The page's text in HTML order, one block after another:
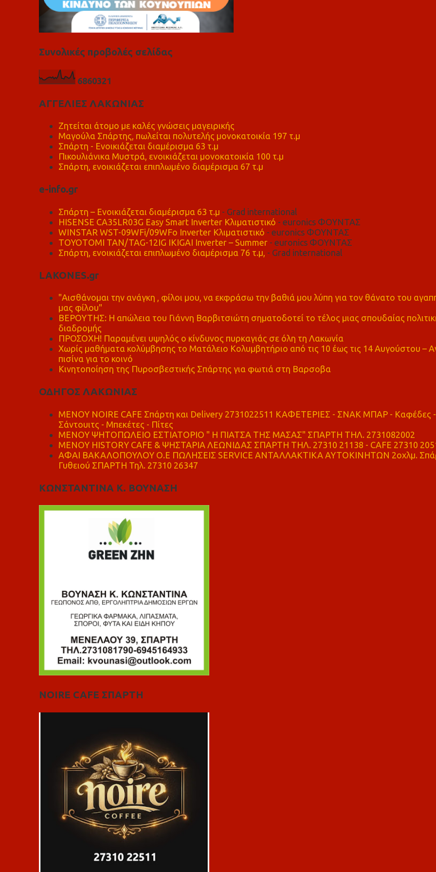
Συνολικές προβολές σελίδας
6860321
ΑΓΓΕΛΙΕΣ ΛΑΚΩΝΙΑΣ
Ζητείται άτομο με καλές γνώσεις μαγειρικής
Μαγούλα Σπάρτης, πωλείται πολυτελής μονοκατοικία 197 τ.μ
Σπάρτη - Ενοικιάζεται διαμέρισμα 63 τ.μ
Πικουλιάνικα Μυστρά, ενοικιάζεται μονοκατοικία 100 τ.μ
Σπάρτη, ενοικιάζεται επιπλωμένο διαμέρισμα 67 τ.μ
e-info.gr
Σπάρτη – Ενοικιάζεται διαμέρισμα 63 τ.μ - Grad international
HISENSE CA35LR03G Easy Smart Inverter Κλιματιστικό - euronics ΦΟΥΝΤΑΣ
WINSTAR WST-09WFi/09WFo Inverter Κλιματιστικό - euronics ΦΟΥΝΤΑΣ
TOYOTOMI TAN/TAG-12IG IKIGAI Inverter – Summer- euronics ΦΟΥΝΤΑΣ
Σπάρτη, ενοικιάζεται επιπλωμένο διαμέρισμα 76 τ.μ, - Grad international
LAKONES.gr
"Αισθάνομαι την ανάγκη , φίλοι μου, να εκφράσω την βαθιά μου λύπη για τον θάνατο του
μας φίλου"
ΒΕΡΟΥΤΗΣ: Η απώλεια του Γιάννη Βαρβιτσιώτη σηματοδοτεί το τέλος μιας σπουδαίας
διαδρομής
ΠΡΟΣΟΧΗ! Παραμένει υψηλός ο κίνδυνος πυρκαγιάς σε όλη τη Λακωνία
Χωρίς μαθήματα κολύμβησης το Ματάλειο Κολυμβητήριο από τις 10 έως τις 14 Αυγούστου –
πισίνα για το κοινό
Κινητοποίηση της Πυροσβεστικής Σπάρτης για φωτιά στη Βαρσοβα
ΟΔΗΓΟΣ ΛΑΚΩΝΙΑΣ
MENOY NOIRE CAFE Σπάρτη και Delivery 2731022511 ΚΑΦΕΤΕΡΙΕΣ - ΣΝΑΚ ΜΠΑΡ - Καφέδες -
Σάντουιτς - Μπεκέτες - Πίτες
ΜΕΝΟΥ ΨΗΤΟΠΩΛΕΙΟ ΕΣΤΙΑΤΟΡΙΟ " Η ΠΙΑΤΣΑ ΤΗΣ ΜΑΣΑΣ" ΣΠΑΡΤΗ ΤΗΛ. 2731082002
ΜΕΝΟΥ HISTORY CAFE & ΨΗΣΤΑΡΙΑ ΛΕΩΝΙΔΑΣ ΣΠΑΡΤΗ ΤΗΛ. 27310 21138 - CAFE 27310
ΑΦΑΙ ΒΑΚΑΛΟΠΟΥΛΟΥ Ο.Ε ΠΩΛΗΣΕΙΣ SERVICE ΑΝΤΑΛΛΑΚΤΙΚΑ ΑΥΤΟΚΙΝΗΤΩΝ 2οχλμ.
Γυθειού ΣΠΑΡΤΗ Τηλ. 27310 26347
ΚΩΝΣΤΑΝΤΙΝΑ Κ. ΒΟΥΝΑΣΗ
NOIRE CAFE ΣΠΑΡΤΗ